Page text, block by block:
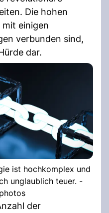
Die hohen
einigen
verbunden sind,
dar.
ist hochkomplex und
unglaublich teuer. -
der